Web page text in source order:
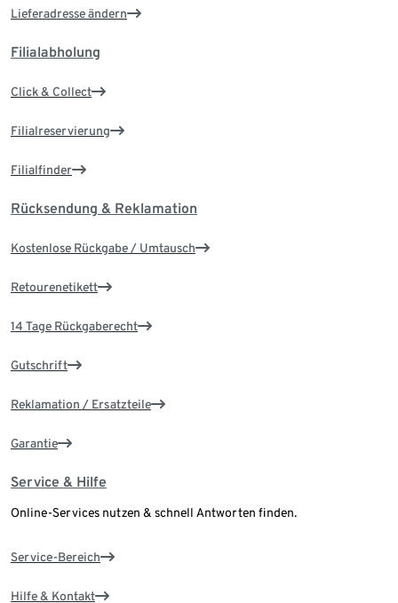
Lieferadresse ändern
Filialabholung
Click & Collect
Filialreservierung
Filialfinder
Rücksendung & Reklamation
Kostenlose Rückgabe / Umtausch
Retourenetikett
14 Tage Rückgaberecht
Gutschrift
Reklamation / Ersatzteile
Garantie
Service & Hilfe
Online-Services nutzen & schnell Antworten finden.
Service-Bereich
Hilfe & Kontakt